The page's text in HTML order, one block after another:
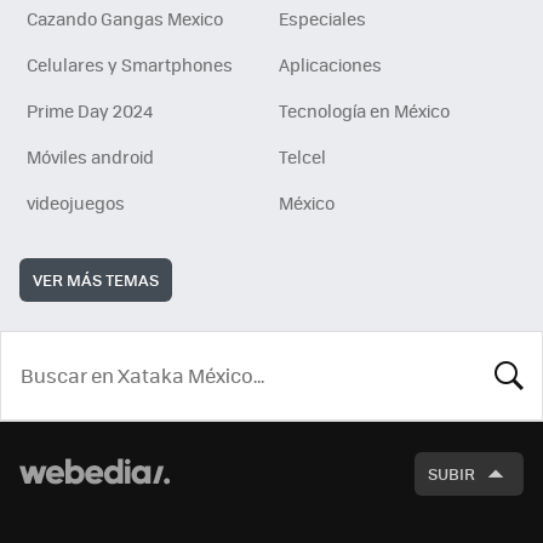
Cazando Gangas Mexico
Especiales
Celulares y Smartphones
Aplicaciones
Prime Day 2024
Tecnología en México
Móviles android
Telcel
videojuegos
México
VER MÁS TEMAS
SUBIR